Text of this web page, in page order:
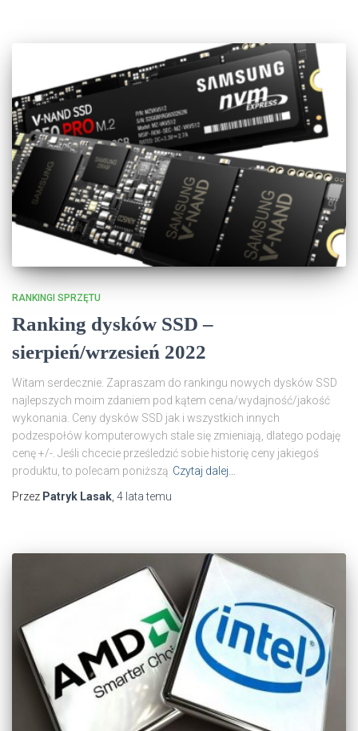
RANKINGI SPRZĘTU
Ranking dysków SSD –
sierpień/wrzesień 2022
Witam serdecznie. Zapraszam do rankingu nowych dysków SSD
najlepszych moim zdaniem pod kątem cena/wydajność/jakość
wykonania. Ceny dysków SSD jak i wszystkich innych
podzespołów komputerowych stale się zmieniają, dlatego podaję
cenę +/-. Jeśli chcecie prześledzić sobie historię ceny jakiegoś
produktu, to polecam poniższą Czytaj dalej…
Przez Patryk Lasak 4 latatemu